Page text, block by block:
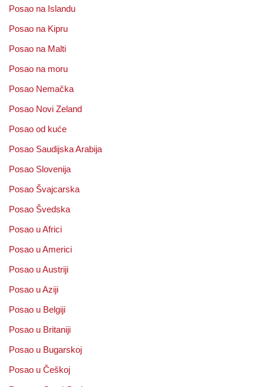
Posao na Islandu
Posao na Kipru
Posao na Malti
Posao na moru
Posao Nemačka
Posao Novi Zeland
Posao od kuće
Posao Saudijska Arabija
Posao Slovenija
Posao Švajcarska
Posao Švedska
Posao u Africi
Posao u Americi
Posao u Austriji
Posao u Aziji
Posao u Belgiji
Posao u Britaniji
Posao u Bugarskoj
Posao u Češkoj